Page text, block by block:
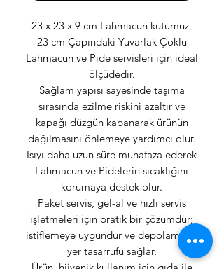
23 x 23 x 9 cm Lahmacun kutumuz,
23 cm Çapındaki Yuvarlak Çoklu
Lahmacun ve Pide servisleri için ideal
ölçüdedir.
Sağlam yapısı sayesinde taşıma
sırasında ezilme riskini azaltır ve
kapağı düzgün kapanarak ürünün
dağılmasını önlemeye yardımcı olur.
Isıyı daha uzun süre muhafaza ederek
Lahmacun ve Pidelerin sıcaklığını
korumaya destek olur.
Paket servis, gel-al ve hızlı servis
işletmeleri için pratik bir çözümdür;
istiflemeye uygundur ve depolamada
yer tasarrufu sağlar.